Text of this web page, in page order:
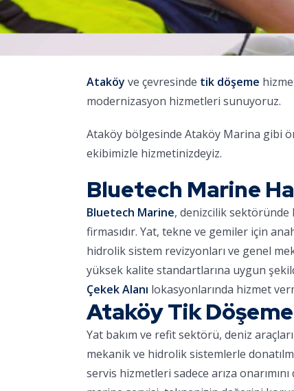
Ataköy ve çevresinde tik döşeme
modernizasyon hizmetleri sunuyoruz.
Ataköy bölgesinde Ataköy Marina gibi
ekibimizle hizmetinizdeyiz.
Bluetech Marine
Bluetech Marine, denizcilik sektöründe
firmasıdır. Yat, tekne ve gemiler için
hidrolik sistem revizyonları ve genel
yüksek kalite standartlarına uygun
Çekek Alanı lokasyonlarında hizmet
Ataköy Tik
Yat bakım ve refit sektörü, deniz
mekanik ve hidrolik sistemlerle
servis hizmetleri sadece arıza